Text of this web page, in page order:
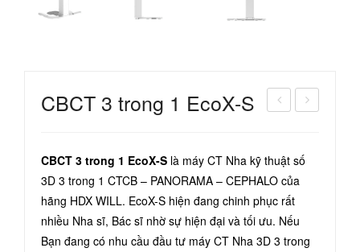
g
gói
dụn
g cụ
vô
trùn
CBCT 3 trong 1 EcoX-S
CBCT 3 trong 1 EcoX-S là máy CT Nha kỹ thuật số
3D 3 trong 1 CTCB – PANORAMA – CEPHALO của
hãng HDX WILL. EcoX-S hiện đang chinh phục rất
nhiều Nha sĩ, Bác sĩ nhờ sự hiện đại và tối ưu. Nếu
Bạn đang có nhu cầu đầu tư máy CT Nha 3D 3 trong